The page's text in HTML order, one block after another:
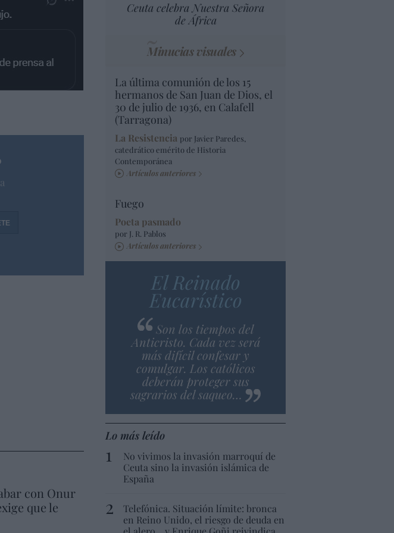
con Onur
que le
Ceuta celebra Nuestra Señora
de África
Minucias visuales
La última comunión de los 15
hermanos de San Juan de Dios, el
30 de julio de 1936, en Calafell
(Tarragona)
La Resistencia por Javier Paredes,
catedrático emérito de Historia
Contemporánea
Artículos anteriores
Fuego
Poeta pasmado
por J. R. Pablos
Artículos anteriores
El Reinado
Eucarístico
Son los tiempos del
Anticristo. Cada vez será
más difícil confesar y
comulgar. Los católicos
deberán proteger sus
sagrarios del saqueo…
Lo más leído
No vivimos la invasión marroquí de
Ceuta sino la invasión islámica de
España
Telefónica. Situación límite: bronca
en Reino Unido, el riesgo de deuda en